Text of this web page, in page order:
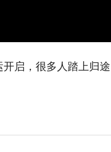
，很多人踏上归途